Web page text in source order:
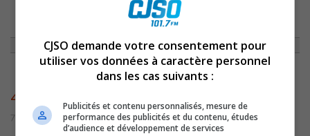
CHRONIQUE DU 19 FÉVRIER 2010
4529
7 juillet 2016 | Par admin
CJSO demande votre consentement pour
utiliser vos données à caractère personnel
dans les cas suivants :
Publicités et contenu personnalisés, mesure de
performance des publicités et du contenu, études
d’audience et développement de services